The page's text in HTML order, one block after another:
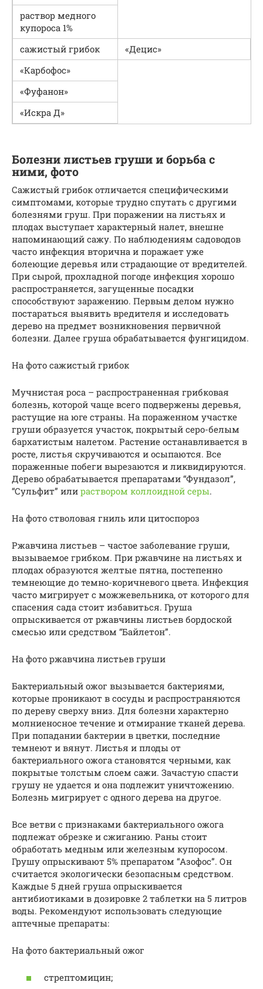
раствор медного
купороса 1%
сажистый грибок
«Децис»
«Карбофос»
«Фуфанон»
«Искра Д»
Болезни листьев груши и борьба с
ними, фото
Сажистый грибок отличается специфическими
симптомами, которые трудно спутать с другими
болезнями груш. При поражении на листьях и
плодах выступает характерный налет, внешне
напоминающий сажу. По наблюдениям садоводов
часто инфекция вторична и поражает уже
болеющие деревья или страдающие от вредителей.
При сырой, прохладной погоде инфекция хорошо
распространяется, загущенные посадки
способствуют заражению. Первым делом нужно
постараться выявить вредителя и исследовать
дерево на предмет возникновения первичной
болезни. Далее груша обрабатывается фунгицидом.
На фото сажистый грибок
Мучнистая роса – распространенная грибковая
болезнь, которой чаще всего подвержены деревья,
растущие на юге страны. На пораженном участке
груши образуется участок, покрытый серо-белым
бархатистым налетом. Растение останавливается в
росте, листья скручиваются и осыпаются. Все
пораженные побеги вырезаются и ликвидируются.
Дерево обрабатывается препаратами “Фундазол”,
“Сульфит” или раствором коллоидной серы.
На фото стволовая гниль или цитоспороз
Ржавчина листьев – частое заболевание груши,
вызываемое грибком. При ржавчине на листьях и
плодах образуются желтые пятна, постепенно
темнеющие до темно-коричневого цвета. Инфекция
часто мигрирует с можжевельника, от которого для
спасения сада стоит избавиться. Груша
опрыскивается от ржавчины листьев бордоской
смесью или средством “Байлетон”.
На фото ржавчина листьев груши
Бактериальный ожог вызывается бактериями,
которые проникают в сосуды и распространяются
по дереву сверху вниз. Для болезни характерно
молниеносное течение и отмирание тканей дерева.
При попадании бактерии в цветки, последние
темнеют и вянут. Листья и плоды от
бактериального ожога становятся черными, как
покрытые толстым слоем сажи. Зачастую спасти
грушу не удается и она подлежит уничтожению.
Болезнь мигрирует с одного дерева на другое.
Все ветви с признаками бактериального ожога
подлежат обрезке и сжиганию. Раны стоит
обработать медным или железным купоросом.
Грушу опрыскивают 5% препаратом “Азофос”. Он
считается экологически безопасным средством.
Каждые 5 дней груша опрыскивается
антибиотиками в дозировке 2 таблетки на 5 литров
воды. Рекомендуют использовать следующие
аптечные препараты:
На фото бактериальный ожог
стрептомицин;